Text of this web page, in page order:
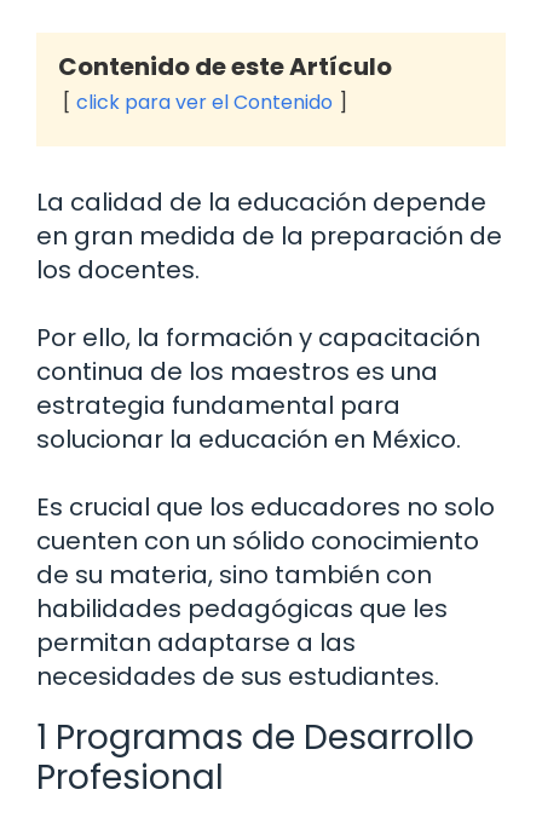
Contenido de este Artículo
click para ver el Contenido
La calidad de la educación depende
en gran medida de la preparación de
los docentes.
Por ello, la formación y capacitación
continua de los maestros es una
estrategia fundamental para
solucionar la educación en México.
Es crucial que los educadores no solo
cuenten con un sólido conocimiento
de su materia, sino también con
habilidades pedagógicas que les
permitan adaptarse a las
necesidades de sus estudiantes.
1 Programas de Desarrollo
Profesional